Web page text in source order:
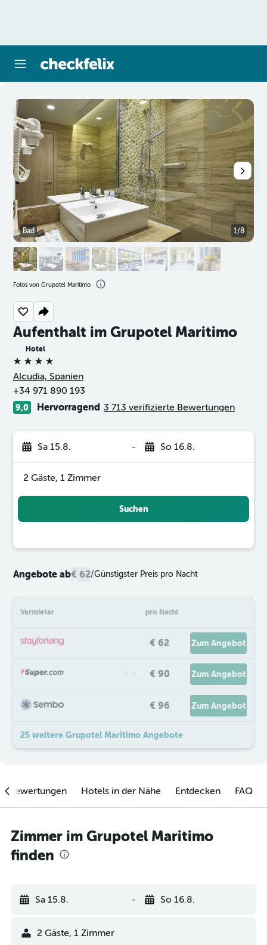
Aufenthalt im Grupotel Maritimo
Hotel
4 Sterne
Alcudia, Spanien
+34 971 890 193
9,0 Hervorragend 3 713 verifizierte Bewertungen
Sa 15.8. - So 16.8.
2 Gäste, 1 Zimmer
Suchen
Angebote ab€ 62/Günstigster Preis pro Nacht
Vermieter pro Nacht
€ 62 Zum Angebot
€ 90 Zum Angebot
€ 96 Zum Angebot
25 weitere Grupotel Maritimo Angebote
Bad 1/8
Fotos von Grupotel Maritimo
Hotels in der Nähe Entdecken FAQ
Zimmer im Grupotel Maritimo
finden
Sa 15.8. - So 16.8.
2 Gäste, 1 Zimmer